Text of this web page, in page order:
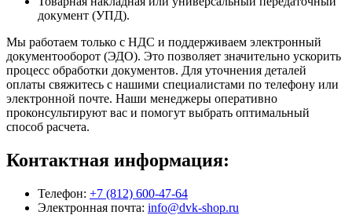
документ (УПД).
Мы работаем только с НДС и поддерживаем электронный
документооборот (ЭДО). Это позволяет значительно ускорить
процесс обработки документов. Для уточнения деталей
оплаты свяжитесь с нашими специалистами по телефону или
электронной почте. Наши менеджеры оперативно
проконсультируют вас и помогут выбрать оптимальный
способ расчета.
Контактная информация:
Телефон: +7 (812) 600-47-64
Электронная почта: info@dvk-shop.ru